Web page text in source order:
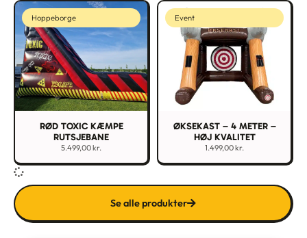
Hoppeborge
RØD TOXIC KÆMPE
RUTSJEBANE
5.499,00kr.
Event
ØKSEKAST – 4 METER –
HØJ KVALITET
1.499,00kr.
Se alle produkter